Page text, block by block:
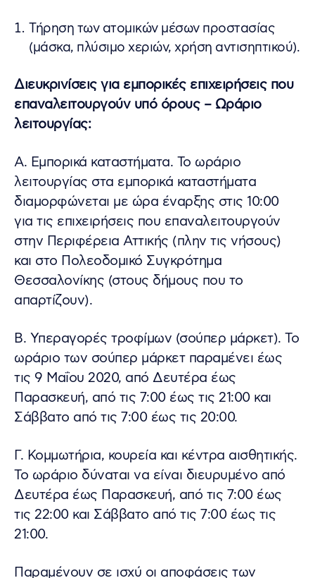
Τήρηση των ατομικών μέσων προστασίας
(μάσκα, πλύσιμο χεριών, χρήση αντισηπτικού).
Διευκρινίσεις για εμπορικές επιχειρήσεις που
επαναλειτουργούν υπό όρους – Ωράριο
λειτουργίας:
Α. Εμπορικά καταστήματα. Το ωράριο
λειτουργίας στα εμπορικά καταστήματα
διαμορφώνεται με ώρα έναρξης στις 10:00
για τις επιχειρήσεις που επαναλειτουργούν
στην Περιφέρεια Αττικής (πλην τις νήσους)
και στο Πολεοδομικό Συγκρότημα
Θεσσαλονίκης (στους δήμους που το
απαρτίζουν).
Β. Υπεραγορές τροφίμων (σούπερ μάρκετ). Το
ωράριο των σούπερ μάρκετ παραμένει έως
τις 9 Μαΐου 2020, από Δευτέρα έως
Παρασκευή, από τις 7:00 έως τις 21:00 και
Σάββατο από τις 7:00 έως τις 20:00.
Γ. Κομμωτήρια, κουρεία και κέντρα αισθητικής.
Το ωράριο δύναται να είναι διευρυμένο από
Δευτέρα έως Παρασκευή, από τις 7:00 έως
τις 22:00 και Σάββατο από τις 7:00 έως τις
21:00.
Παραμένουν σε ισχύ οι αποφάσεις των